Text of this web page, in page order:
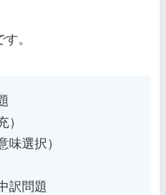
。
）
味選択）
訳問題